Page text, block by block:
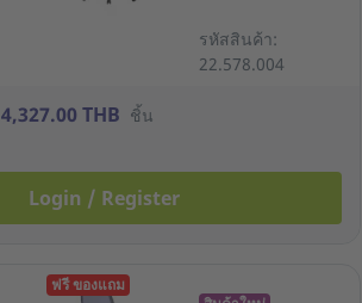
รหัสสินค้า:
22.578.004
4,327.00 THB ชิ้น
Login / Register
ฟรี ของแถม